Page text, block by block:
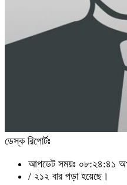
ডেস্ক রিপোর্টঃ
আপডেট সময়ঃ ০৮:২৪:৪১
/ ২১২ বার পড়া হয়েছে।